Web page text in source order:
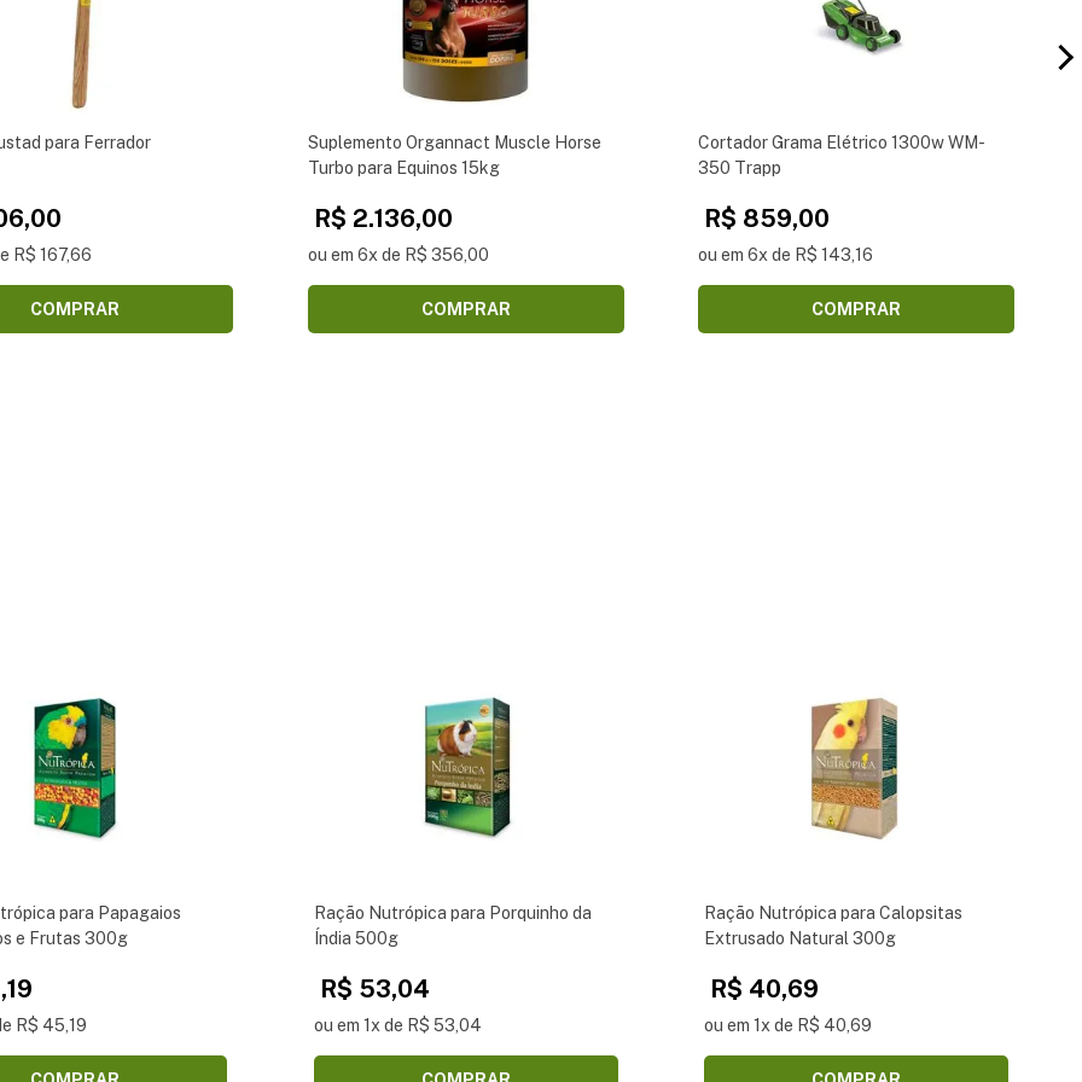
para Ferrador
R$ 167,66
COMPRAR
Suplemento Organnact Muscle Horse
Turbo para Equinos 15kg
R$ 2.136,00
ou em 6x de R$ 356,00
COMPRAR
Cortador Grama Elétrico 1300w WM-
350 Trapp
R$ 859,00
ou em 6x de R$ 143,16
COMPRAR
para Papagaios
e Frutas 300g
R$ 45,19
Ração Nutrópica para Porquinho da
Índia 500g
R$ 53,04
ou em 1x de R$ 53,04
Ração Nutrópica para Calopsitas
Extrusado Natural 300g
R$ 40,69
ou em 1x de R$ 40,69